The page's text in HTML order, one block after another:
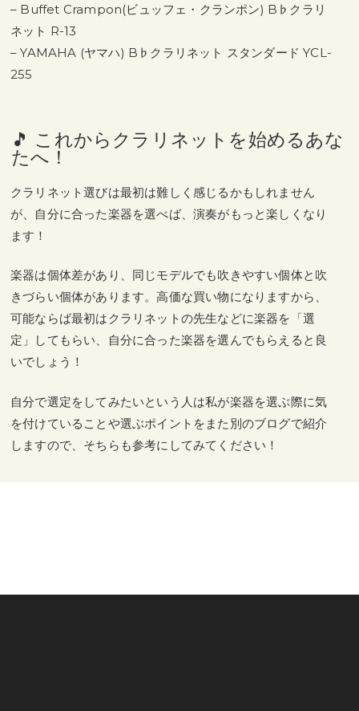
– Buffet Crampon(ビュッフェ・クランポン) B♭クラリ
ネット R-13
– YAMAHA (ヤマハ) B♭クラリネット スタンダード YCL-
255
🎵 これからクラリネットを始めるあな
たへ！
クラリネット選びは最初は難しく感じるかもしれません
が、自分に合った楽器を選べば、演奏がもっと楽しくなり
ます！
楽器は個体差があり、同じモデルでも吹きやすい個体と吹
きづらい個体があります。高価な買い物になりますから、
可能ならば最初はクラリネットの先生などに楽器を「選
定」してもらい、自分に合った楽器を選んでもらえると良
いでしょう！
自分で選定をしてみたいという人は私が楽器を選ぶ際に気
を付けていることや選ぶポイントをまた別のブログで紹介
しますので、そちらも参考にしてみてください！